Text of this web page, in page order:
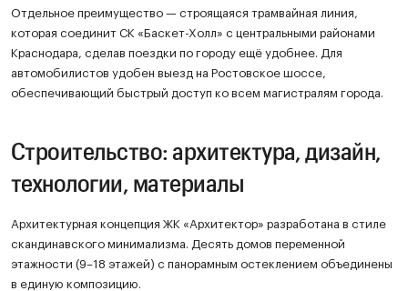
Отдельное преимущество — строящаяся трамвайная линия,
которая соединит СК «Баскет-Холл» с центральными районами
Краснодара, сделав поездки по городу ещё удобнее. Для
автомобилистов удобен выезд на Ростовское шоссе,
обеспечивающий быстрый доступ ко всем магистралям города.
Строительство: архитектура, дизайн,
технологии, материалы
Архитектурная концепция ЖК «Архитектор» разработана в стиле
скандинавского минимализма. Десять домов переменной
этажности (9–18 этажей) с панорамным остеклением объединены
в единую композицию.